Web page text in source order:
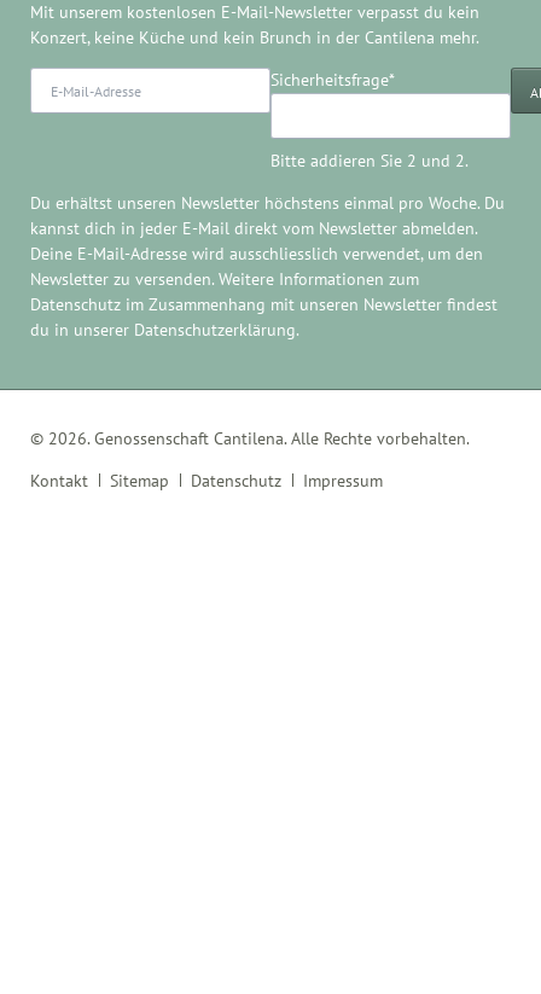
Mit unserem kostenlosen E-Mail-Newsletter verpasst du kein
Konzert, keine Küche und kein Brunch in der Cantilena mehr.
Pflichtfeld
Sicherheitsfrage*
Bitte addieren Sie 2 und 2.
Du erhältst unseren Newsletter höchstens einmal pro Woche. Du
kannst dich in jeder E-Mail direkt vom Newsletter abmelden.
Deine E-Mail-Adresse wird ausschliesslich verwendet, um den
Newsletter zu versenden. Weitere Informationen zum
Datenschutz im Zusammenhang mit unseren Newsletter findest
du in unserer Datenschutzerklärung.
© 2026. Genossenschaft Cantilena. Alle Rechte vorbehalten.
Navigation
Kontakt Sitemap Datenschutz Impressum